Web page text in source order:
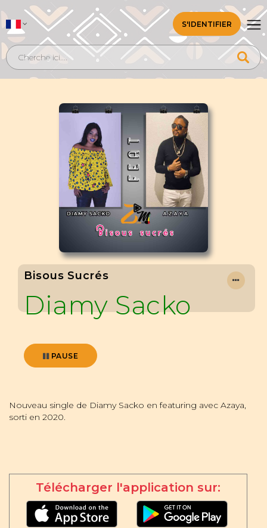
S'IDENTIFIER
Bisous Sucrés
Diamy Sacko
PAUSE
Nouveau single de Diamy Sacko en featuring avec Azaya,
sorti en 2020.
Télécharger l'application sur: